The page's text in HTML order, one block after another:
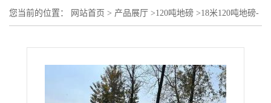
您当前的位置： 网站首页 > 产品展厅 >120吨地磅 >18米120吨地磅-